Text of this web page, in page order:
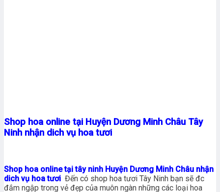
Shop hoa online tại Huyện Dương Minh Châu Tây
Ninh nhận dich vụ hoa tươi
Shop hoa online tại tây ninh Huyện Dương Minh Châu nhận
dich vụ hoa tươi Đến có shop hoa tươi Tây Ninh bạn sẽ đc
đắm ngập trong vẻ đẹp của muôn ngàn những các loại hoa